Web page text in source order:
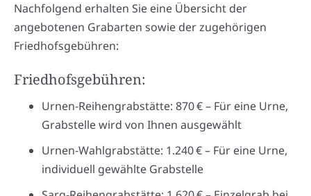
Nachfolgend erhalten Sie eine Übersicht der
angebotenen Grabarten sowie der zugehörigen
Friedhofsgebühren:
Friedhofsgebühren:
Urnen-Reihengrabstätte: 870 € – Für eine Urne,
Grabstelle wird von Ihnen ausgewählt
Urnen-Wahlgrabstätte: 1.240 € – Für eine Urne,
individuell gewählte Grabstelle